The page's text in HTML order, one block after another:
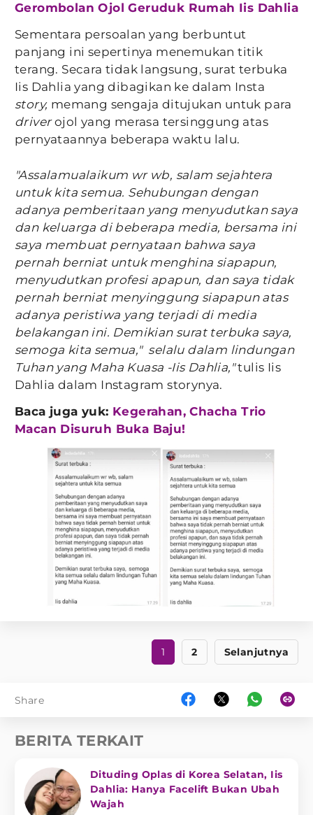
Gerombolan Ojol Geruduk Rumah Iis Dahlia
Sementara persoalan yang berbuntut
panjang ini sepertinya menemukan titik
terang. Secara tidak langsung, surat terbuka
Iis Dahlia yang dibagikan ke dalam Insta
story, memang sengaja ditujukan untuk para
driverojol yang merasa tersinggung atas
pernyataannya beberapa waktu lalu.
"Assalamualaikum wr wb, salam sejahtera
untuk kita semua. Sehubungan dengan
adanya pemberitaan yang menyudutkan saya
dan keluarga di beberapa media, bersama ini
saya membuat pernyataan bahwa saya
pernah berniat untuk menghina siapapun,
menyudutkan profesi apapun, dan saya tidak
pernah berniat menyinggung siapapun atas
adanya peristiwa yang terjadi di media
belakangan ini. Demikian surat terbuka saya,
semoga kita semua," selalu dalam lindungan
Tuhan yang Maha Kuasa -Iis Dahlia,"tulis Iis
Dahlia dalam Instagram storynya.
Baca juga yuk: Kegerahan, Chacha Trio
Macan Disuruh Buka Baju!
1 2 Selanjutnya
Share
BERITA TERKAIT
Dituding Oplas di Korea Selatan, Iis
Dahlia: Hanya Facelift Bukan Ubah
Wajah